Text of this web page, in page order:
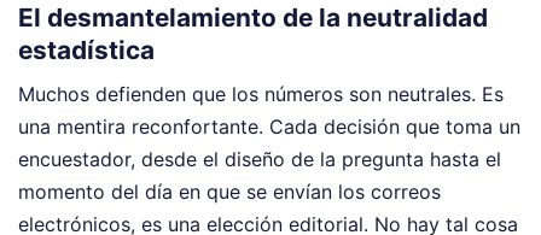
El desmantelamiento de la neutralidad
estadística
Muchos defienden que los números son neutrales. Es
una mentira reconfortante. Cada decisión que toma un
encuestador, desde el diseño de la pregunta hasta el
momento del día en que se envían los correos
electrónicos, es una elección editorial. No hay tal cosa